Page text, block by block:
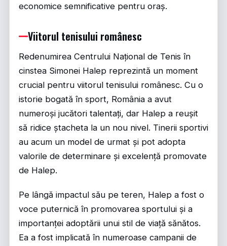
economice semnificative pentru oraș.
Viitorul tenisului românesc
Redenumirea Centrului Național de Tenis în
cinstea Simonei Halep reprezintă un moment
crucial pentru viitorul tenisului românesc. Cu o
istorie bogată în sport, România a avut
numeroși jucători talentați, dar Halep a reușit
să ridice ștacheta la un nou nivel. Tinerii sportivi
au acum un model de urmat și pot adopta
valorile de determinare și excelență promovate
de Halep.
Pe lângă impactul său pe teren, Halep a fost o
voce puternică în promovarea sportului și a
importanței adoptării unui stil de viață sănătos.
Ea a fost implicată în numeroase campanii de